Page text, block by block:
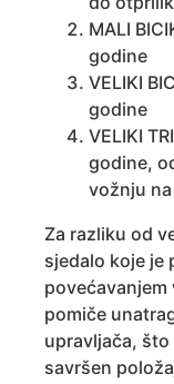
MALI
godine
VELIKI
godine
VELIKI
godine,
vožnju
Za razliku od
sjedalo koje je
pomiče
upravljača, što
savršen